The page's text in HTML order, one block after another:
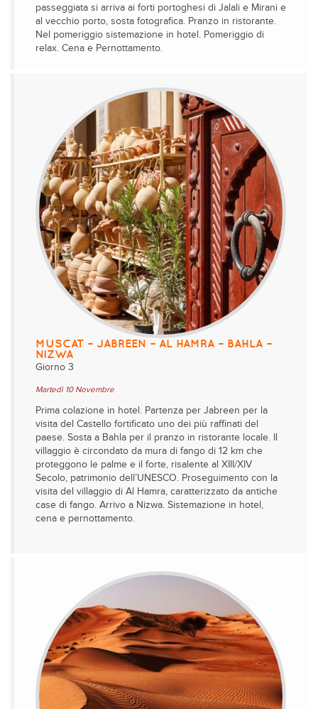
passeggiata si arriva ai forti portoghesi di Jalali e Mirani e
al vecchio porto, sosta fotografica. Pranzo in ristorante.
Nel pomeriggio sistemazione in hotel. Pomeriggio di
relax. Cena e Pernottamento.
MUSCAT – JABREEN – AL HAMRA – BAHLA –
NIZWA
Giorno 3
Martedì 10 Novembre
Prima colazione in hotel. Partenza per Jabreen per la
visita del Castello fortificato uno dei più raffinati del
paese. Sosta a Bahla per il pranzo in ristorante locale. Il
villaggio è circondato da mura di fango di 12 km che
proteggono le palme e il forte, risalente al XIII/XIV
Secolo, patrimonio dell’UNESCO. Proseguimento con la
visita del villaggio di Al Hamra, caratterizzato da antiche
case di fango. Arrivo a Nizwa. Sistemazione in hotel,
cena e pernottamento.